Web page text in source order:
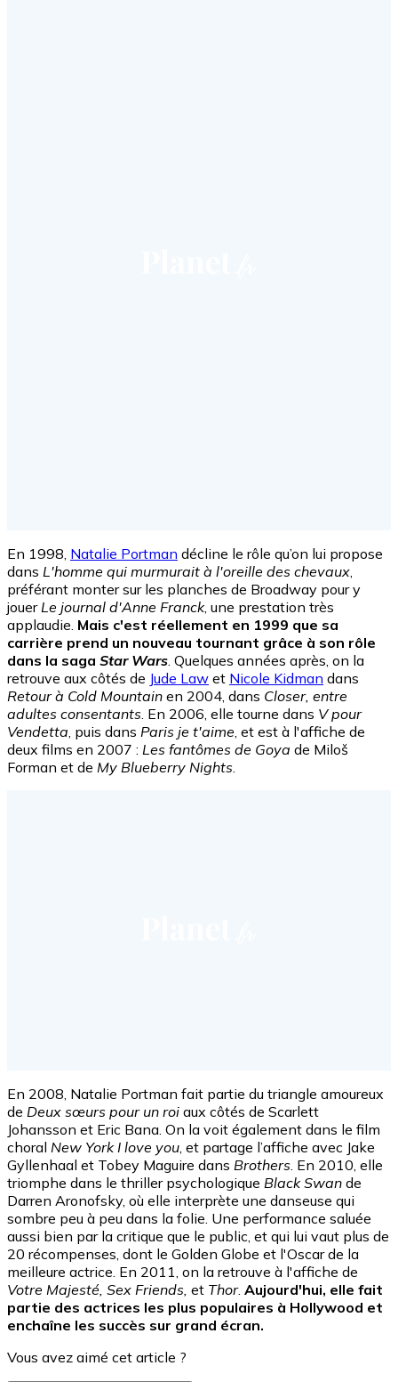
En 1998, Natalie Portman décline le rôle qu’on lui propose
dans L'homme qui murmurait à l'oreille des chevaux
préférant monter sur les planches de Broadway pour y
jouer Le journal d'Anne Franck, une prestation très
applaudie. Mais c'est réellement en 1999 que sa
carrière prend un nouveau tournant grâce à son rôle
dans la saga Star Wars . Quelques années après, on la
retrouve aux côtés de Jude Law et Nicole Kidman dans
Retour à Cold Mountain en 2004, dans Closer, entre
adultes consentants . En 2006, elle tourne dans V pour
Vendetta , puis dans Paris je t'aime , et est à l'affiche de
deux films en 2007 : Les fantômes de Goya de Miloš
Forman et de My Blueberry Nights
En 2008, Natalie Portman fait partie du triangle amoureux
de Deux sœurs pour un roi aux côtés de Scarlett
Johansson et Eric Bana. On la voit également dans le film
choral New York I love you , et partage l’affiche avec Jake
Gyllenhaal et Tobey Maguire dans Brothers . En 2010, elle
triomphe dans le thriller psychologique Black Swan de
Darren Aronofsky, où elle interprète une danseuse qui
sombre peu à peu dans la folie. Une performance saluée
aussi bien par la critique que le public, et qui lui vaut plus de
20 récompenses, dont le Golden Globe et l'Oscar de la
meilleure actrice. En 2011, on la retrouve à l'affiche de
Votre Majesté, Sex Friends, et Thor. Aujourd'hui, elle fait
partie des actrices les plus populaires à Hollywood et
enchaîne les succès sur grand écran.
Vous avez aimé cet article ?